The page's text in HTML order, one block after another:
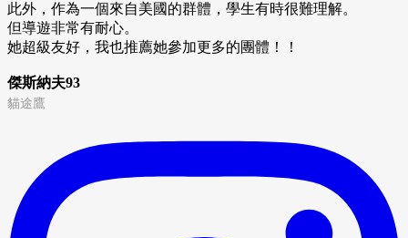
此外，作為一個來自美國的群體，學生有時很難理解。
但導遊非常有耐心。
她超級友好，我也推薦她參加更多的團體！！
傑斯納夫93
貓途鷹